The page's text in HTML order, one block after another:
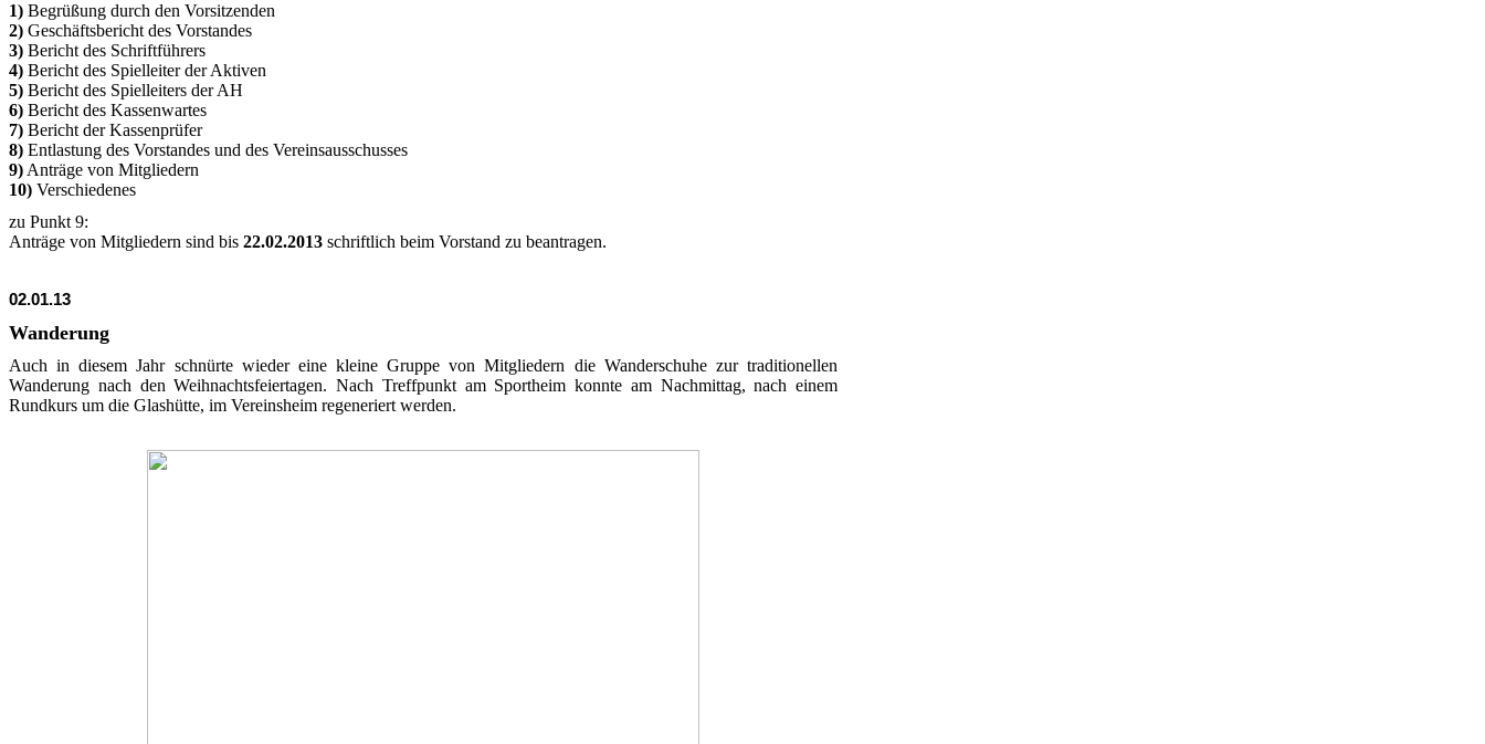
1) Begrüßung durch den Vorsitzenden
2) Geschäftsbericht des Vorstandes
3) Bericht des Schriftführers
4) Bericht des Spielleiter der Aktiven
5) Bericht des Spielleiters der AH
6) Bericht des Kassenwartes
7) Bericht der Kassenprüfer
8) Entlastung des Vorstandes und des Vereinsausschusses
9) Anträge von Mitgliedern
10) Verschiedenes
zu Punkt 9:
Anträge von Mitgliedern sind bis 22.02.2013 schriftlich beim Vorstand zu beantragen.
02.01.13
Wanderung
Auch in diesem Jahr schnürte wieder eine kleine Gruppe von Mitgliedern die Wanderschuhe zur traditionellen
Wanderung nach den Weihnachtsfeiertagen. Nach Treffpunkt am Sportheim konnte am Nachmittag, nach einem
Rundkurs um die Glashütte, im Vereinsheim regeneriert werden.